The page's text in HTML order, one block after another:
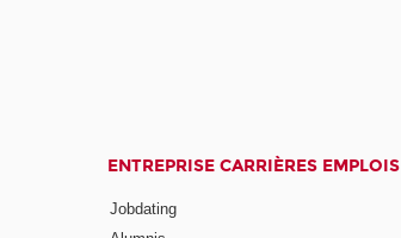
ENTREPRISE CARRIÈRES EMPLOIS
Jobdating